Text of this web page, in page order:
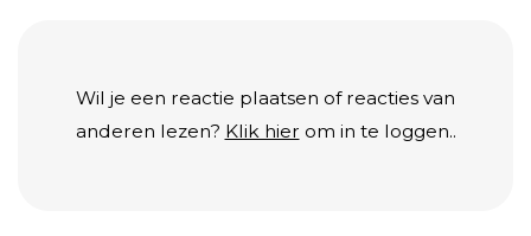
Wil je een reactie plaatsen of reacties van
anderen lezen? Klik hier om in te loggen..